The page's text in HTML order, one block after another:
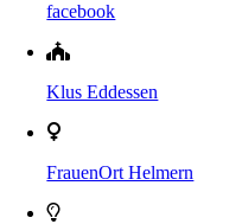
facebook
Klus Eddessen
FrauenOrt Helmern